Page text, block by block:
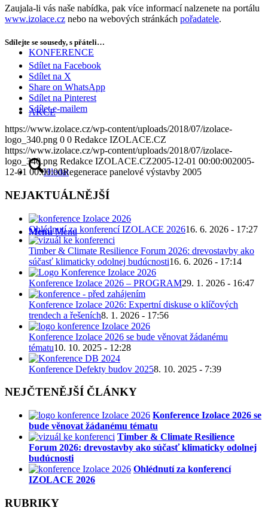
KONFERENCE
AKCE
Hledat
Menu Menu
Zaujala-li vás naše nabídka, pak více informací nalzenete na portálu
www.izolace.cz nebo na webových stránkách pořadatele.
Sdílejte se sousedy, s přáteli…
Sdílet na Facebook
Sdílet na X
Share on WhatsApp
Sdílet na Pinterest
Sdílet e-mailem
https://www.izolace.cz/wp-content/uploads/2018/07/izolace-
logo_340.png 0 0 Redakce IZOLACE.CZ
https://www.izolace.cz/wp-content/uploads/2018/07/izolace-
logo_340.png Redakce IZOLACE.CZ2005-12-01 00:00:002005-
12-01 00:00:00Regenerace panelové výstavby 2005
NEJAKTUÁLNĚJŠÍ
Ohlédnutí za konferencí IZOLACE 202616. 6. 2026 - 17:27
Timber & Climate Resilience Forum 2026: drevostavby ako
súčasť klimaticky odolnej budúcnosti16. 6. 2026 - 17:14
Konference Izolace 2026 – PROGRAM29. 1. 2026 - 16:47
Konference Izolace 2026: Expertní diskuse o klíčových
trendech a řešeních8. 1. 2026 - 17:56
Konference Izolace 2026 se bude věnovat žádanému
tématu10. 10. 2025 - 12:28
Konference Defekty budov 20258. 10. 2025 - 7:39
NEJČTENĚJŠÍ ČLÁNKY
Konference Izolace 2026 se
bude věnovat žádanému tématu
Timber & Climate Resilience
Forum 2026: drevostavby ako súčasť klimaticky odolnej
budúcnosti
Ohlédnutí za konferencí
IZOLACE 2026
RUBRIKY